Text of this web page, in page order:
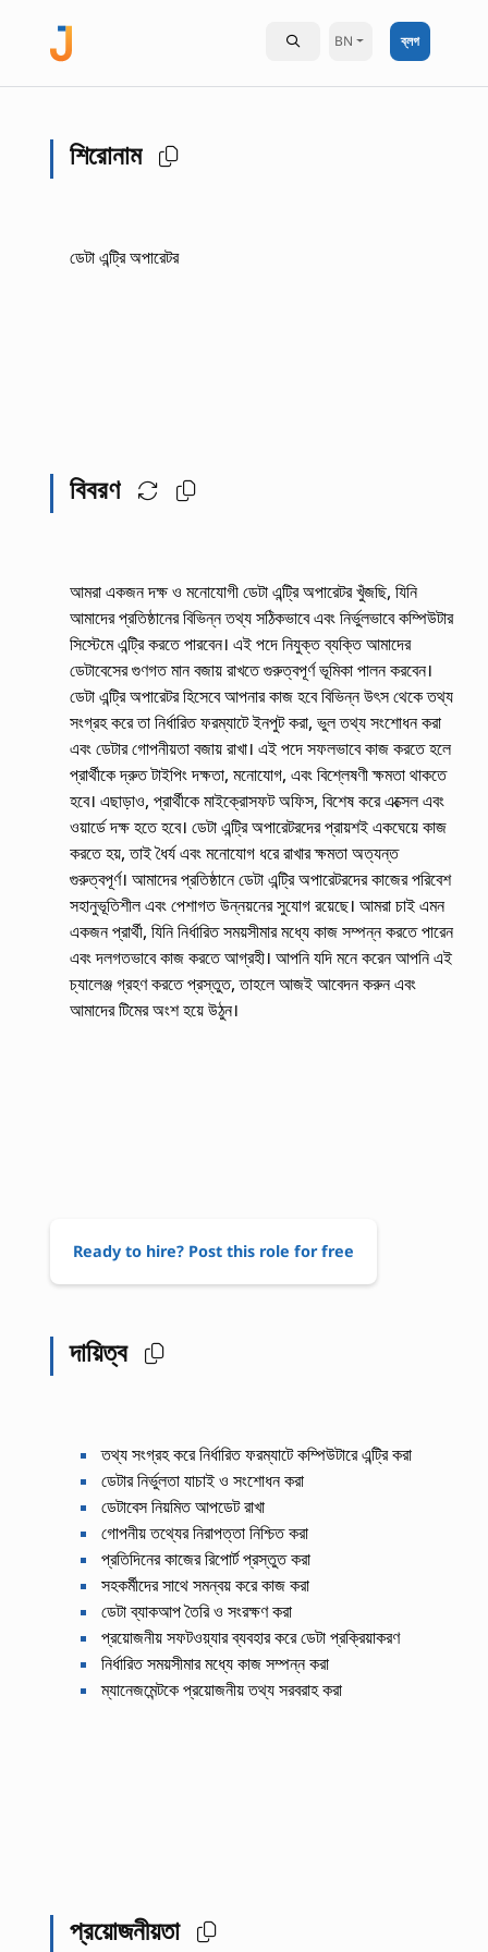
BN ব্লগ
শিরোনাম
ডেটা এন্ট্রি অপারেটর
বিবরণ
আমরা একজন দক্ষ ও মনোযোগী ডেটা এন্ট্রি অপারেটর খুঁজছি, যিনি
আমাদের প্রতিষ্ঠানের বিভিন্ন তথ্য সঠিকভাবে এবং নির্ভুলভাবে কম্পিউটার
সিস্টেমে এন্ট্রি করতে পারবেন। এই পদে নিযুক্ত ব্যক্তি আমাদের
ডেটাবেসের গুণগত মান বজায় রাখতে গুরুত্বপূর্ণ ভূমিকা পালন করবেন।
ডেটা এন্ট্রি অপারেটর হিসেবে আপনার কাজ হবে বিভিন্ন উৎস থেকে তথ্য
সংগ্রহ করে তা নির্ধারিত ফরম্যাটে ইনপুট করা, ভুল তথ্য সংশোধন করা
এবং ডেটার গোপনীয়তা বজায় রাখা। এই পদে সফলভাবে কাজ করতে হলে
প্রার্থীকে দ্রুত টাইপিং দক্ষতা, মনোযোগ, এবং বিশ্লেষণী ক্ষমতা থাকতে
হবে। এছাড়াও, প্রার্থীকে মাইক্রোসফট অফিস, বিশেষ করে এক্সেল এবং
ওয়ার্ডে দক্ষ হতে হবে। ডেটা এন্ট্রি অপারেটরদের প্রায়শই একঘেয়ে কাজ
করতে হয়, তাই ধৈর্য এবং মনোযোগ ধরে রাখার ক্ষমতা অত্যন্ত
গুরুত্বপূর্ণ। আমাদের প্রতিষ্ঠানে ডেটা এন্ট্রি অপারেটরদের কাজের পরিবেশ
সহানুভূতিশীল এবং পেশাগত উন্নয়নের সুযোগ রয়েছে। আমরা চাই এমন
একজন প্রার্থী, যিনি নির্ধারিত সময়সীমার মধ্যে কাজ সম্পন্ন করতে পারেন
এবং দলগতভাবে কাজ করতে আগ্রহী। আপনি যদি মনে করেন আপনি এই
চ্যালেঞ্জ গ্রহণ করতে প্রস্তুত, তাহলে আজই আবেদন করুন এবং
আমাদের টিমের অংশ হয়ে উঠুন।
Ready to hire? Post this role for free
দায়িত্ব
তথ্য সংগ্রহ করে নির্ধারিত ফরম্যাটে কম্পিউটারে এন্ট্রি করা
ডেটার নির্ভুলতা যাচাই ও সংশোধন করা
ডেটাবেস নিয়মিত আপডেট রাখা
গোপনীয় তথ্যের নিরাপত্তা নিশ্চিত করা
প্রতিদিনের কাজের রিপোর্ট প্রস্তুত করা
সহকর্মীদের সাথে সমন্বয় করে কাজ করা
ডেটা ব্যাকআপ তৈরি ও সংরক্ষণ করা
প্রয়োজনীয় সফটওয়্যার ব্যবহার করে ডেটা প্রক্রিয়াকরণ
নির্ধারিত সময়সীমার মধ্যে কাজ সম্পন্ন করা
ম্যানেজমেন্টকে প্রয়োজনীয় তথ্য সরবরাহ করা
প্রয়োজনীয়তা